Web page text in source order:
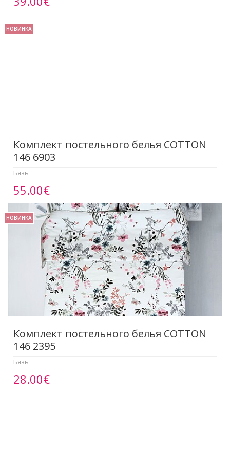
НОВИНКА
Комплект постельного белья COTTON
146 6903
Бязь
55.00€
НОВИНКА
Комплект постельного белья COTTON
146 2395
Бязь
28.00€